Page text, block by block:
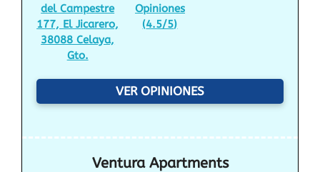
del Campestre
177, El Jicarero,
38088 Celaya,
Gto.
Opiniones
(4.5/5)
VER OPINIONES
Ventura Apartments